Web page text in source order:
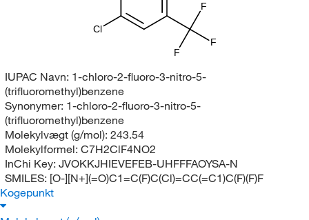
Cl
F
F
F
IUPAC Navn: 1-chloro-2-fluoro-3-nitro-5-
(trifluoromethyl)benzene
Synonymer: 1-chloro-2-fluoro-3-nitro-5-
(trifluoromethyl)benzene
Molekylvægt (g/mol): 243.54
Molekylformel: C7H2ClF4NO2
InChi Key: JVOKKJHIEVEFEB-UHFFFAOYSA-N
SMILES: [O-][N+](=O)C1=C(F)C(Cl)=CC(=C1)C(F)(F)F
Kogepunkt